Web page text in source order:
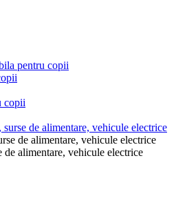
pentru copii
copii
de alimentare, vehicule electrice
de alimentare, vehicule electrice
de alimentare, vehicule electrice